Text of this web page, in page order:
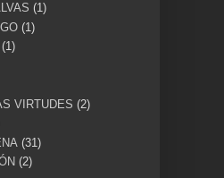
A LA MEMORIA
(1)
(1)
(1)
VIRTUDES (2)
(31)
(2)